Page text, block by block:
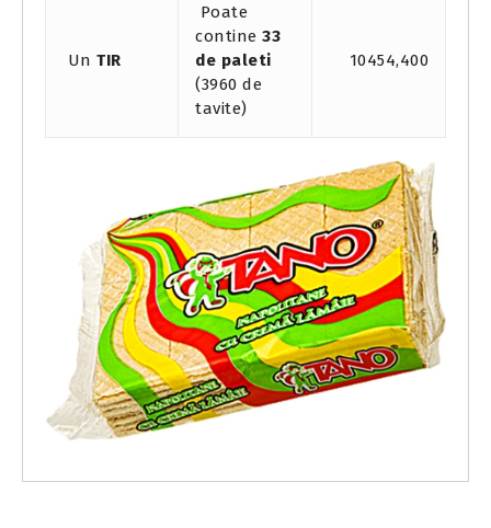
Un TIR
Poate
contine 33
de paleti
(3960 de
tavite)
10454,400